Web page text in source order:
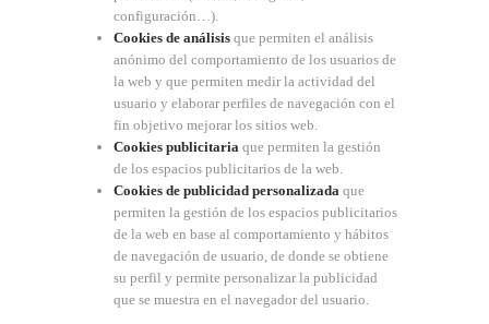
configuración…).
Cookies de análisisque permiten el análisis
anónimo del comportamiento de los usuarios de
la web y que permiten medir la actividad del
usuario y elaborar perfiles de navegación con el
fin objetivo mejorar los sitios web.
Cookies publicitaria que permiten la gestión
de los espacios publicitarios de la web.
Cookies de publicidad personalizada que
permiten la gestión de los espacios publicitarios
de la web en base al comportamiento y hábitos
de navegación de usuario, de donde se obtiene
su perfil y permite personalizar la publicidad
que se muestra en el navegador del usuario.